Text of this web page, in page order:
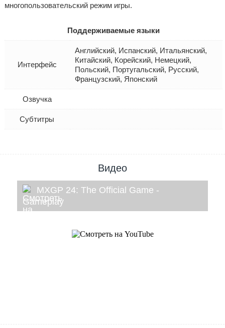
многопользовательский режим игры.
Поддерживаемые языки
Интерфейс
Английский, Испанский, Итальянский,
Китайский, Корейский, Немецкий,
Польский, Португальский, Русский,
Французский, Японский
Озвучка
Субтитры
Видео
MXGP 24: The Official Game -
Gameplay